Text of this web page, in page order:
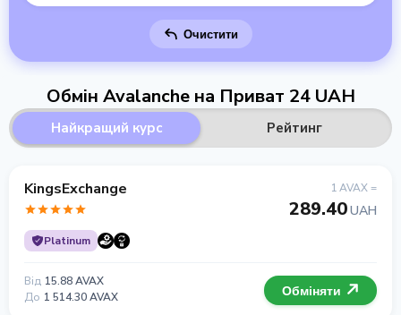
Очистити
Обмін Avalanche на Приват 24 UAH
Найкращий курс Рейтинг
KingsExchange
Platinum
1 AVAX =
289.40UAH
Від 15.88 AVAX
До 1 514.30 AVAX Обміняти